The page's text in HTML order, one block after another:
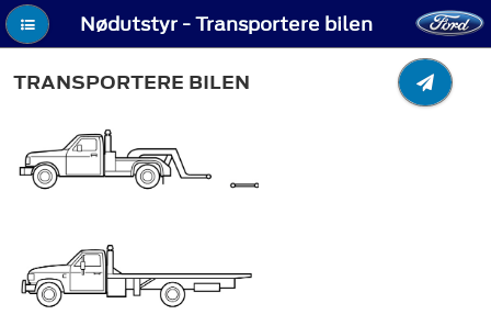
Nødutstyr - Transportere bilen
TRANSPORTERE BILEN